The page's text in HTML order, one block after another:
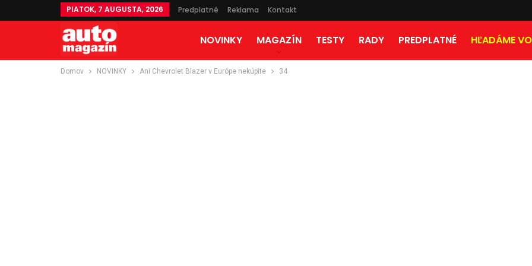
PIATOK, 7 AUGUSTA, 2026 Predplatné Reklama Kontakt
NOVINKY MAGAZÍN TESTY RADY PREDPLATNÉ HĽADÁME
Domov NOVINKY Ani Chevrolet Blazer v Európe nekúpite 34